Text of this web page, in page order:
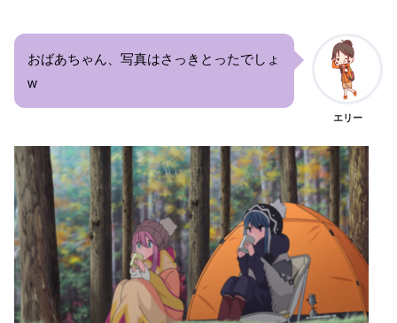
おばあちゃん、写真はさっきとったでしょ
w
エリー